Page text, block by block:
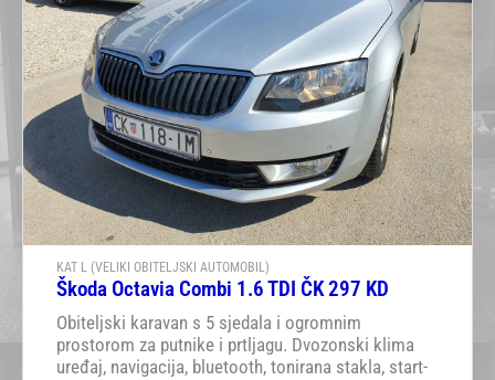
KAT L (VELIKI OBITELJSKI AUTOMOBIL)
Škoda Octavia Combi 1.6 TDI ČK 297 KD
Obiteljski karavan s 5 sjedala i ogromnim
prostorom za putnike i prtljagu. Dvozonski klima
uređaj, navigacija, bluetooth, tonirana stakla, start-